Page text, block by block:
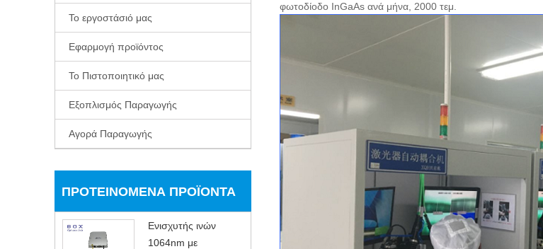
Το εργοστάσιό μας
Εφαρμογή προϊόντος
Το Πιστοποιητικό μας
Εξοπλισμός Παραγωγής
Αγορά Παραγωγής
ΠΡΟΤΕΙΝΌΜΕΝΑ ΠΡΟΪΌΝΤΑ
Ενισχυτής ινών
1064nm με
φωτοδίοδο InGaAs ανά μήνα, 2000 τεμ.